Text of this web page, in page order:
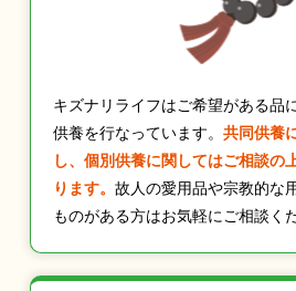
キズナリライフはご希望がある品
供養を行なっています。 共同供養
し、個別供養に関してはご相談の
ります。 故人の愛用品や宗教的な
ものがある方はお気軽にご相談く